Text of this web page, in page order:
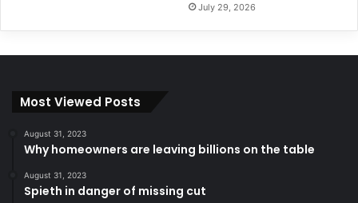
July 29, 2026
Most Viewed Posts
August 31, 2023
Why homeowners are leaving billions on the table
August 31, 2023
Spieth in danger of missing cut